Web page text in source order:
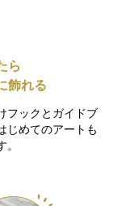
ら
飾れる
フックとガイドブ
じめてのアートも